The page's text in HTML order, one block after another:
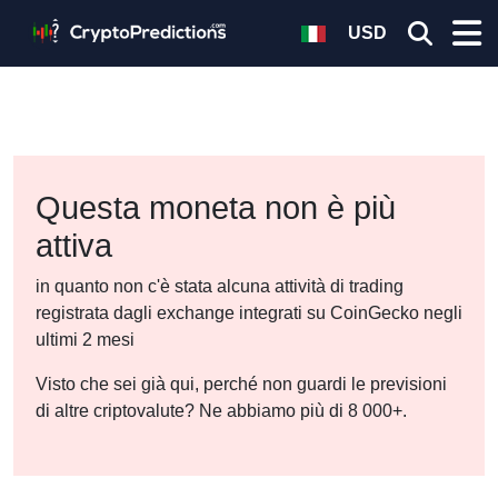
USD
Questa moneta non è più
attiva
in quanto non c'è stata alcuna attività di trading
registrata dagli exchange integrati su CoinGecko negli
ultimi 2 mesi
Visto che sei già qui, perché non guardi le previsioni
di altre criptovalute? Ne abbiamo più di 8 000+.